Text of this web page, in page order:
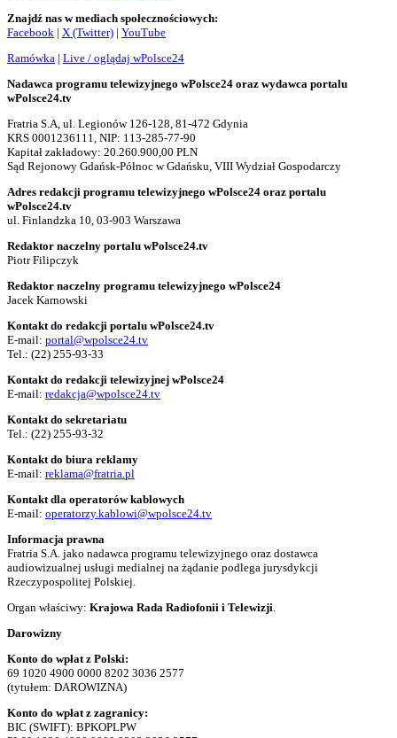
Znajdź nas w mediach społecznościowych:
Facebook | X (Twitter) | YouTube
Ramówka | Live / oglądaj wPolsce24
Nadawca programu telewizyjnego wPolsce24 oraz wydawca portalu
wPolsce24.tv
Fratria S.A, ul. Legionów 126-128, 81-472 Gdynia
KRS 0001236111, NIP: 113-285-77-90
Kapitał zakładowy: 20.260.900,00 PLN
Sąd Rejonowy Gdańsk-Północ w Gdańsku, VIII Wydział Gospodarczy
Adres redakcji programu telewizyjnego wPolsce24 oraz portalu
wPolsce24.tv
ul. Finlandzka 10, 03-903 Warszawa
Redaktor naczelny portalu wPolsce24.tv
Piotr Filipczyk
Redaktor naczelny programu telewizyjnego wPolsce24
Jacek Karnowski
Kontakt do redakcji portalu wPolsce24.tv
E-mail: portal@wpolsce24.tv
Tel.: (22) 255-93-33
Kontakt do redakcji telewizyjnej wPolsce24
E-mail: redakcja@wpolsce24.tv
Kontakt do sekretariatu
Tel.: (22) 255-93-32
Kontakt do biura reklamy
E-mail: reklama@fratria.pl
Kontakt dla operatorów kablowych
E-mail: operatorzy.kablowi@wpolsce24.tv
Informacja prawna
Fratria S.A. jako nadawca programu telewizyjnego oraz dostawca
audiowizualnej usługi medialnej na żądanie podlega jurysdykcji
Rzeczypospolitej Polskiej.
Organ właściwy: Krajowa Rada Radiofonii i Telewizji
Darowizny
Konto do wpłat z Polski:
69 1020 4900 0000 8202 3036 2577
(tytułem: DAROWIZNA)
Konto do wpłat z zagranicy:
BIC (SWIFT): BPKOPLPW